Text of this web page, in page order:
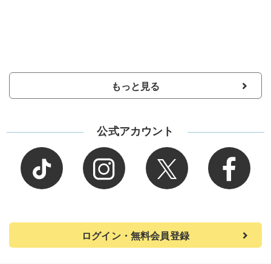
もっと見る
公式アカウント
ログイン・無料会員登録